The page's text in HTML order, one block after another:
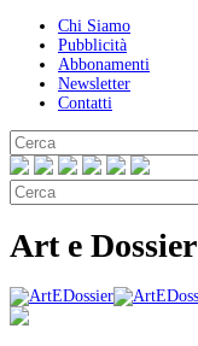
Chi Siamo
Pubblicità
Abbonamenti
Newsletter
Contatti
Art e Dossier